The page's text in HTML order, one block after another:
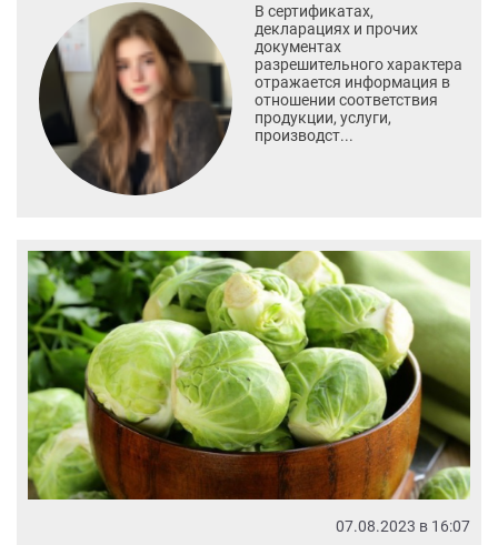
В сертификатах,
декларациях и прочих
документах
разрешительного характера
отражается информация в
отношении соответствия
продукции, услуги,
производст...
07.08.2023 в 16:07